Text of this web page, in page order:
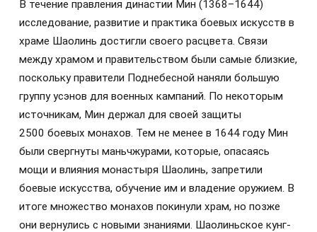
В течение правления династии Мин (1368–1644)
исследование, развитие и практика боевых искусств в
храме Шаолинь достигли своего расцвета. Связи
между храмом и правительством были самые близкие,
поскольку правители Поднебесной наняли большую
группу усэнов для военных кампаний. По некоторым
источникам, Мин держал для своей защиты
2500 боевых монахов. Тем не менее в 1644 году Мин
были свергнуты маньчжурами, которые, опасаясь
мощи и влияния монастыря Шаолинь, запретили
боевые искусства, обучение им и владение оружием. В
итоге множество монахов покинули храм, но позже
они вернулись с новыми знаниями. Шаолиньское кунг-